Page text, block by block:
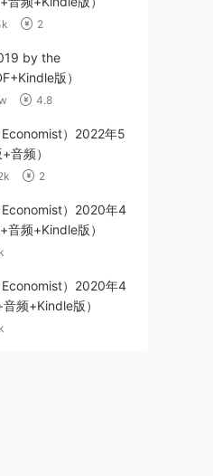
2
by the
版）
4.8
）2022年5
音频）
2
）2020年4
音频+Kindle版）
）2020年4
频+Kindle版）